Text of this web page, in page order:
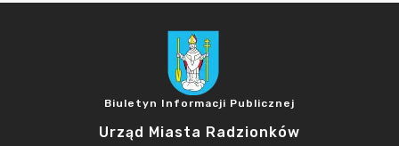
Biuletyn Informacji Publicznej
Urząd Miasta Radzionków